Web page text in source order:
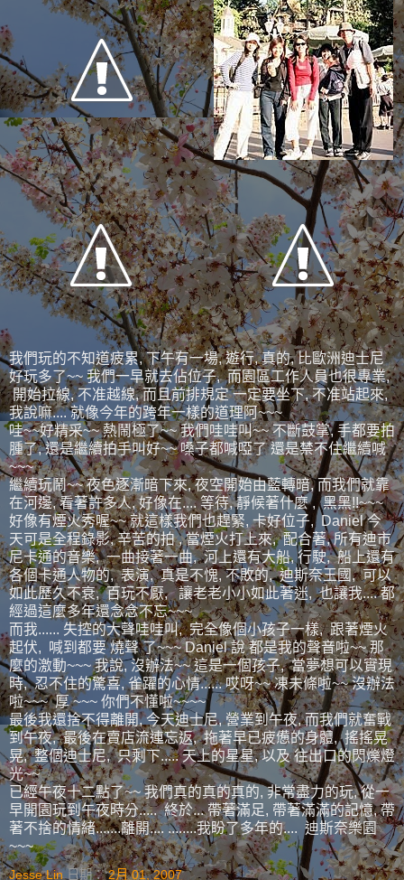
我們玩的不知道疲累, 下午有一場, 遊行, 真的, 比歐洲迪士尼
好玩多了~~ 我們一早就去佔位子, 而園區工作人員也很專業,
開始拉線, 不准越線, 而且前排規定 一定要坐下, 不准站起來,
我說嘛.... 就像今年的跨年一樣的道理阿~~~
哇~~好精采~~ 熱鬧極了~~ 我們哇哇叫~~ 不斷鼓掌, 手都要拍
腫了, 還是繼續拍手叫好~~ 嗓子都喊啞了 還是禁不住繼續喊
~~~
繼續玩鬧~~ 夜色逐漸暗下來, 夜空開始由藍轉暗, 而我們就靠
在河邊, 看著許多人, 好像在.... 等待, 靜候著什麼 , 黑黑!!~~~
好像有煙火秀喔~~ 就這樣我們也趕緊, 卡好位子, Daniel 今
天可是全程錄影, 辛苦的拍 , 當煙火打上來, 配合著, 所有迪市
尼卡通的音樂, 一曲接著一曲, 河上還有大船, 行駛, 船上還有
各個卡通人物的, 表演, 真是不愧, 不敗的, 迪斯奈王國, 可以
如此歷久不衰, 百玩不厭, 讓老老小小如此著迷, 也讓我.... 都
經過這麼多年還念念不忘~~~
而我...... 失控的大聲哇哇叫, 完全像個小孩子一樣, 跟著煙火
起伏, 喊到都要 燒聲 了~~~ Daniel 說 都是我的聲音啦~~ 那
麼的激動~~~ 我說, 沒辦法~~ 這是一個孩子, 當夢想可以實現
時, 忍不住的驚喜, 雀躍的心情...... 哎呀~~ 凍未條啦~~ 沒辦法
啦~~~ 厚 ~~~ 你們不懂啦~~~~
最後我還捨不得離開, 今天迪士尼, 營業到午夜, 而我們就奮戰
到午夜, 最後在賣店流連忘返, 拖著早已疲憊的身體, 搖搖晃
晃, 整個迪士尼, 只剩下..... 天上的星星, 以及 往出口的閃爍燈
光~~
已經午夜十二點了~~ 我們真的真的真的, 非常盡力的玩, 從一
早開園玩到午夜時分..... 終於... 帶著滿足, 帶著滿滿的記憶, 帶
著不捨的情緒.......離開.... ........我盼了多年的.... 迪斯奈樂園
~~~
Jesse Lin 日期：2月 01, 2007